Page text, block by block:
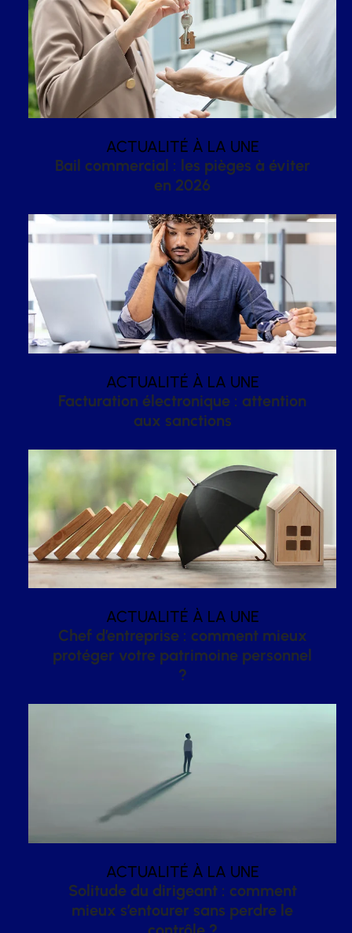
ACTUALITÉ À LA UNE
Bail commercial : les pièges à éviter
en 2026
ACTUALITÉ À LA UNE
Facturation électronique : attention
aux sanctions
ACTUALITÉ À LA UNE
Chef d’entreprise : comment mieux
protéger votre patrimoine personnel
?
ACTUALITÉ À LA UNE
Solitude du dirigeant : comment
mieux s’entourer sans perdre le